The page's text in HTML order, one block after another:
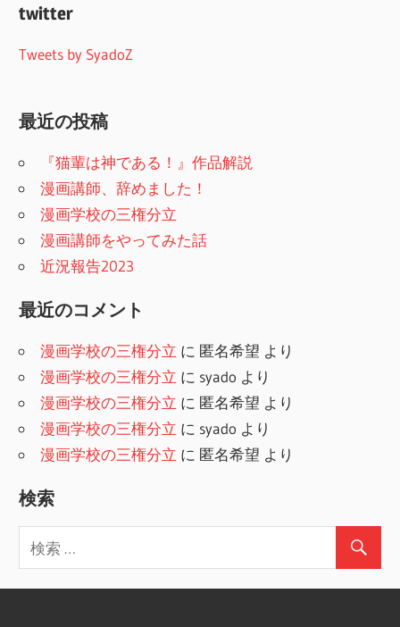
twitter
Tweets by SyadoZ
最近の投稿
『猫輩は神である！』作品解説
漫画講師、辞めました！
漫画学校の三権分立
漫画講師をやってみた話
近況報告2023
最近のコメント
漫画学校の三権分立 に 匿名希望 より
漫画学校の三権分立 に syado より
漫画学校の三権分立 に 匿名希望 より
漫画学校の三権分立 に syado より
漫画学校の三権分立 に 匿名希望 より
検索